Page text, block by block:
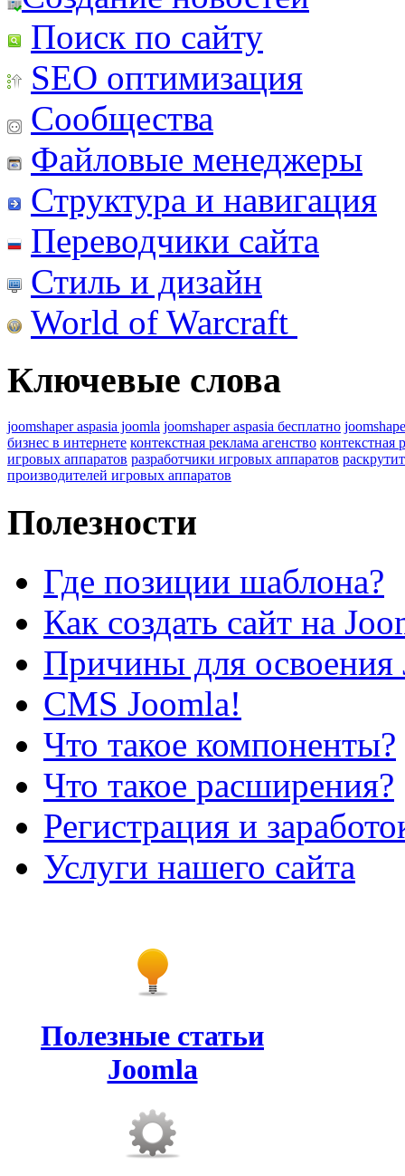
Поиск по сайту
SEO оптимизация
Сообщества
Файловые менеджеры
Структура и навигация
Переводчики сайта
Стиль и дизайн
World of Warcraft
Ключевые слова
joomshaper aspasia joomla joomshaper aspasia бесплатно
бизнес в интернете контекстная реклама агенство контекстная
игровых аппаратов разработчики игровых аппаратов
производителей игровых аппаратов
Полезности
Где позиции шаблона?
Как создать сайт на
Причины для освоения
CMS Joomla!
Что такое компоненты?
Что такое расширения?
Регистрация и
Услуги нашего сайта
Полезные статьи
Joomla